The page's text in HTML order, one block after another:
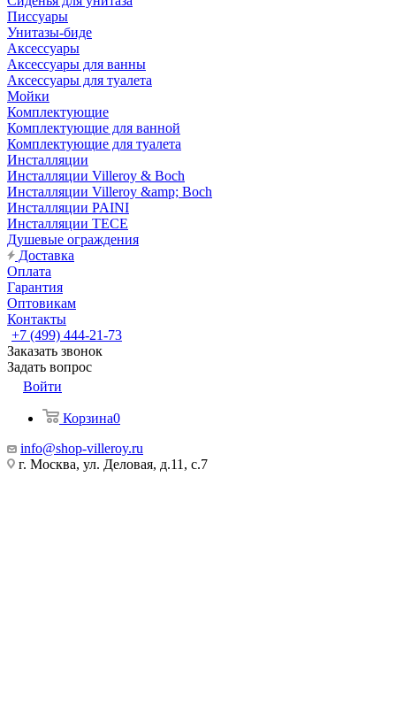
Писсуары
Унитазы-биде
Аксессуары
Аксессуары для ванны
Аксессуары для туалета
Мойки
Комплектующие
Комплектующие для ванной
Комплектующие для туалета
Инсталляции
Инсталляции Villeroy & Boch
Инсталляции Villeroy &amp; Boch
Инсталляции PAINI
Инсталляции TECE
Душевые ограждения
Доставка
Оплата
Гарантия
Оптовикам
Контакты
+7 (499) 444-21-73
Заказать звонок
Задать вопрос
Войти
Корзина0
info@shop-villeroy.ru
г. Москва, ул. Деловая, д.11, с.7